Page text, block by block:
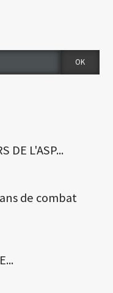
DE L'ASP...
de combat